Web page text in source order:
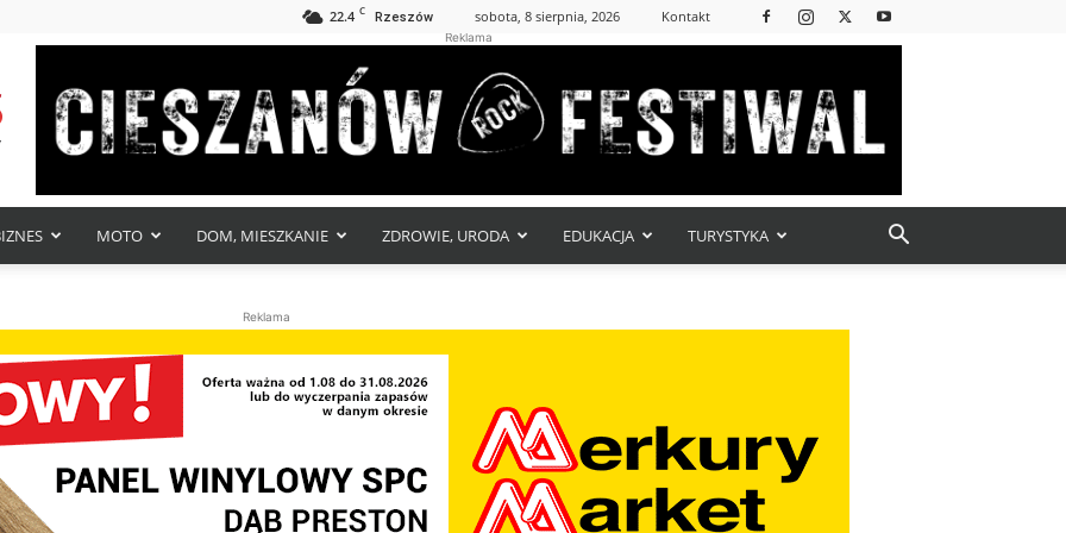
22.4 C Rzeszów sobota, 8 sierpnia, 2026 Kontakt
Reklama
MOTO DOM, MIESZKANIE ZDROWIE, URODA EDUKACJA TURYSTYKA
Reklama